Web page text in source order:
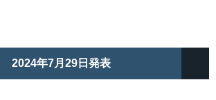
2024年7月29日発表